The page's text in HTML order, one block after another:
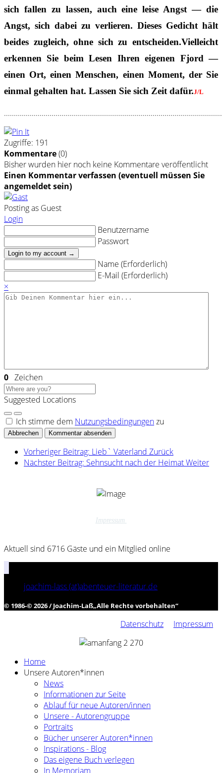
sich fallen zu lassen, auch eine leise Angst — die
Angst, sich dabei zu verlieren. Dieses Gedicht hält
beides zugleich, ohne sich zu entscheiden.Vielleicht
erkennen Sie beim Lesen Ihren eigenen Fjord —
einen Ort, einen Menschen, einen Moment, der Sie
einmal gehalten hat. Lassen Sie sich Zeit dafür.J/L
Zugriffe: 191
Kommentare(0)
Bisher wurden hier noch keine Kommentare veröffentlicht
Einen Kommentar verfassen (eventuell müssen Sie
angemeldet sein)
Posting as Guest
Login
Benutzername
Passwort
Login to my account →
Name (Erforderlich)
E-Mail (Erforderlich)
×
0 Zeichen
Suggested Locations
Ich stimme dem Nutzungsbedingungenzu
Abbrechen Kommentar absenden
Vorheriger Beitrag: Lieb` Vaterland Zurück
Nächster Beitrag: Sehnsucht nach der HeimatWeiter
Impressum
Aktuell sind 6716 Gäste und ein Mitglied online
joachim-lass (at)abenteuer-literatur.de
© 1986-© 2026 / Joachim-Laß„Alle Rechte vorbehalten“
Datenschutz Impressum
Home
Unsere Autoren*innen
News
Informationen zur Seite
Ablauf für neue Autoren/innen
Unsere - Autorengruppe
Portraits
Bücher unserer Autoren*innen
Inspirations - Blog
Das eigene Buch verlegen
In Memoriam